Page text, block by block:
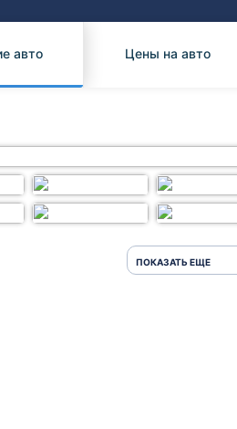
авто Цены на авто
ПОКАЗАТЬ ЕЩЕ